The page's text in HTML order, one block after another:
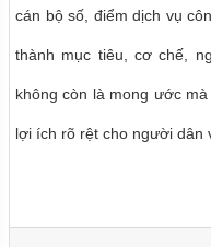
cán bộ số, điểm dịch vụ
thành mục tiêu, cơ chế,
không còn là mong ước
lợi ích rõ rệt cho người dân